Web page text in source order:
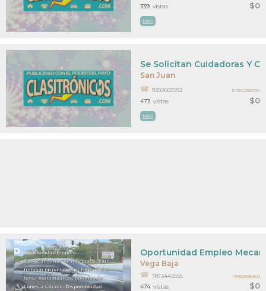
$0
MAS
339 vistas
San Juan
$0
Se Solicitan Cuidadoras Y
9392605992
MAS
473 vistas
PR54256720
Vega Baja
$0
Oportunidad Empleo
7873443555
474 vistas
PR52926160